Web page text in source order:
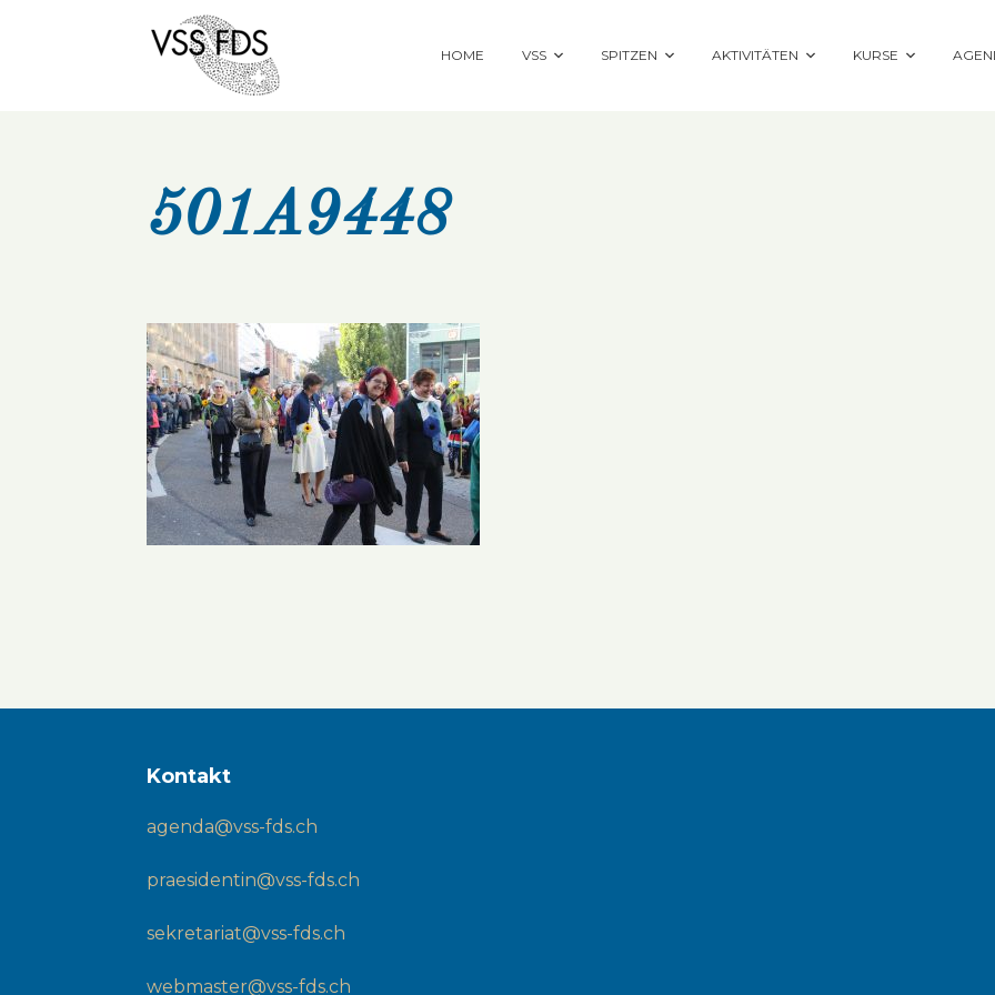
HOME VSS SPITZEN AKTIVITÄTEN KURSE
501A9448
Kontakt
agenda@vss-fds.ch
praesidentin@vss-fds.ch
sekretariat@vss-fds.ch
webmaster@vss-fds.ch